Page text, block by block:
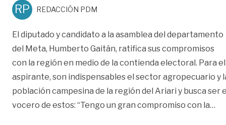
RP REDACCIÓN PDM
El diputado y candidato a la asamblea del departamento
del Meta, Humberto Gaitán, ratifica sus compromisos
con la región en medio de la contienda electoral. Para el
aspirante, son indispensables el sector agropecuario y
población campesina de la región del Ariari y busca ser
vocero de estos: “Tengo un gran compromiso con la…